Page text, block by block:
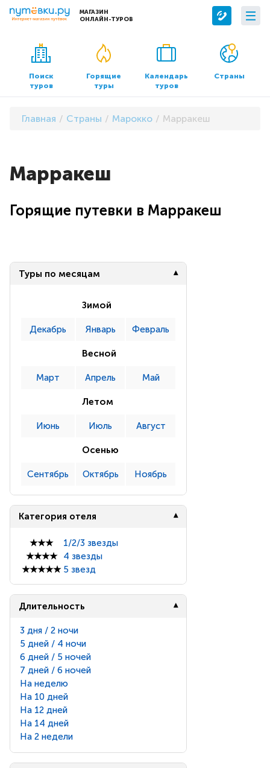
МАГАЗИН
ОНЛАЙН-ТУРОВ
Сервисы
Бронирование отелей
Трансфер
О компании
О нас
Контакты
Документы и реквизиты
Поиск
туров
Горящие
туры
Календарь
туров
Страны
Главная Страны Марокко Марракеш
Марракеш
Горящие путевки в Марракеш
Туры по месяцам
Зимой
Декабрь Январь Февраль
Весной
Март Апрель Май
Летом
Июнь Июль Август
Осенью
Сентябрь Октябрь Ноябрь
Категория отеля
★★★
1/2/3 звезды
★★★★
4 звезды
★★★★★ 5 звезд
Длительность
3 дня / 2 ночи
5 дней / 4 ночи
6 дней / 5 ночей
7 дней / 6 ночей
На неделю
На 10 дней
На 12 дней
На 14 дней
На 2 недели